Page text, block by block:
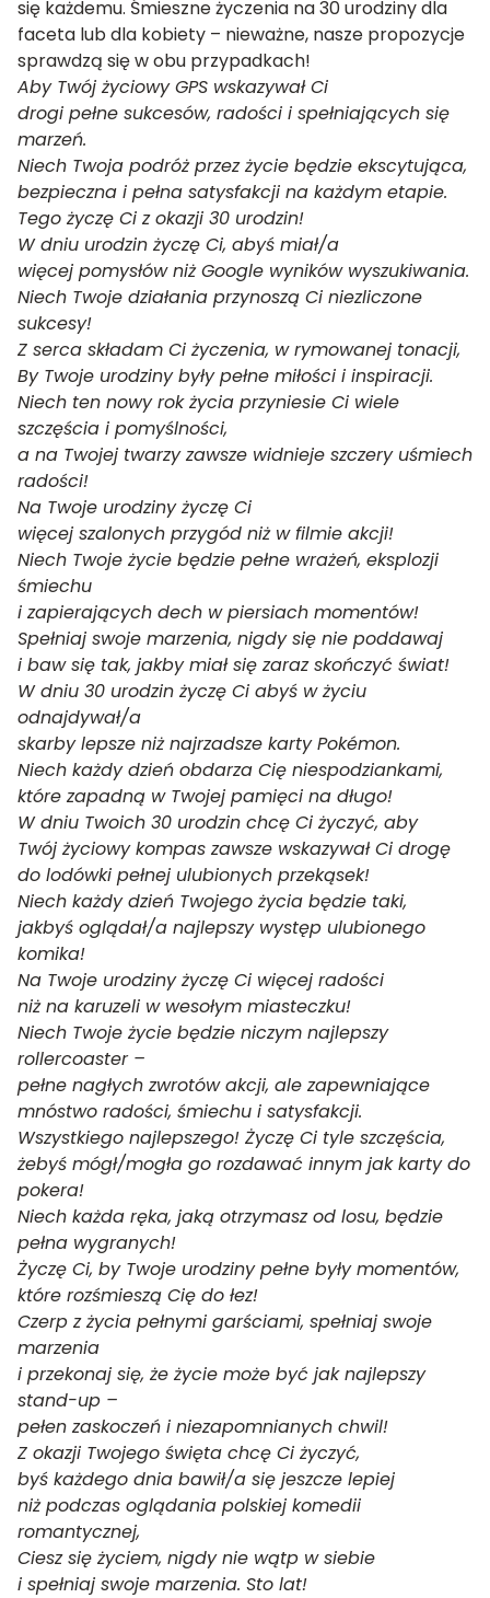
się każdemu. Śmieszne życzenia na 30 urodziny dla
faceta lub dla kobiety – nieważne, nasze propozycje
sprawdzą się w obu przypadkach!
Aby Twój życiowy GPS wskazywał Ci
drogi pełne sukcesów, radości i spełniających się
marzeń.
Niech Twoja podróż przez życie będzie ekscytująca,
bezpieczna i pełna satysfakcji na każdym etapie.
Tego życzę Ci z okazji 30 urodzin!
W dniu urodzin życzę Ci, abyś miał/a
więcej pomysłów niż Google wyników wyszukiwania.
Niech Twoje działania przynoszą Ci niezliczone
sukcesy!
Z serca składam Ci życzenia, w rymowanej tonacji,
By Twoje urodziny były pełne miłości i inspiracji.
Niech ten nowy rok życia przyniesie Ci wiele
szczęścia i pomyślności,
a na Twojej twarzy zawsze widnieje szczery uśmiech
radości!
Na Twoje urodziny życzę Ci
więcej szalonych przygód niż w filmie akcji!
Niech Twoje życie będzie pełne wrażeń, eksplozji
śmiechu
i zapierających dech w piersiach momentów!
Spełniaj swoje marzenia, nigdy się nie poddawaj
i baw się tak, jakby miał się zaraz skończyć świat!
W dniu 30 urodzin życzę Ci abyś w życiu
odnajdywał/a
skarby lepsze niż najrzadsze karty Pokémon.
Niech każdy dzień obdarza Cię niespodziankami,
które zapadną w Twojej pamięci na długo!
W dniu Twoich 30 urodzin chcę Ci życzyć, aby
Twój życiowy kompas zawsze wskazywał Ci drogę
do lodówki pełnej ulubionych przekąsek!
Niech każdy dzień Twojego życia będzie taki,
jakbyś oglądał/a najlepszy występ ulubionego
komika!
Na Twoje urodziny życzę Ci więcej radości
niż na karuzeli w wesołym miasteczku!
Niech Twoje życie będzie niczym najlepszy
rollercoaster –
pełne nagłych zwrotów akcji, ale zapewniające
mnóstwo radości, śmiechu i satysfakcji.
Wszystkiego najlepszego! Życzę Ci tyle szczęścia,
żebyś mógł/mogła go rozdawać innym jak karty do
pokera!
Niech każda ręka, jaką otrzymasz od losu, będzie
pełna wygranych!
Życzę Ci, by Twoje urodziny pełne były momentów,
które rozśmieszą Cię do łez!
Czerp z życia pełnymi garściami, spełniaj swoje
marzenia
i przekonaj się, że życie może być jak najlepszy
stand-up –
pełen zaskoczeń i niezapomnianych chwil!
Z okazji Twojego święta chcę Ci życzyć,
byś każdego dnia bawił/a się jeszcze lepiej
niż podczas oglądania polskiej komedii
romantycznej,
Ciesz się życiem, nigdy nie wątp w siebie
i spełniaj swoje marzenia. Sto lat!